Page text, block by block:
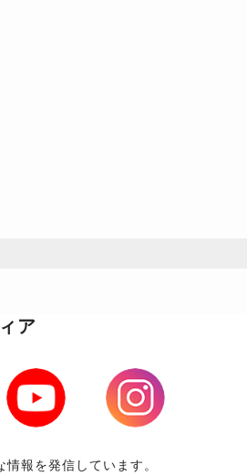
ア
Youtube
Instagram
報を発信しています。